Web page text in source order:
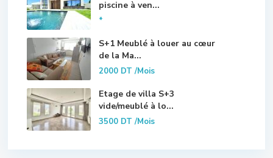
piscine à ven...
*
S+1 Meublé à louer au cœur
de la Ma...
2000 DT/Mois
Etage de villa S+3
vide/meublé à lo...
3500 DT/Mois